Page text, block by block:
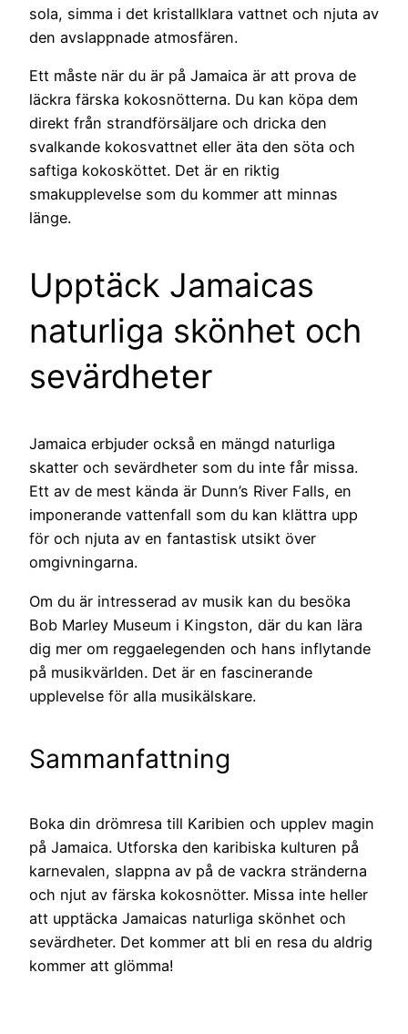
sola, simma i det kristallklara vattnet och njuta av
den avslappnade atmosfären.
Ett måste när du är på Jamaica är att prova de
läckra färska kokosnötterna. Du kan köpa dem
direkt från strandförsäljare och dricka den
svalkande kokosvattnet eller äta den söta och
saftiga kokosköttet. Det är en riktig
smakupplevelse som du kommer att minnas
länge.
Upptäck Jamaicas
naturliga skönhet och
sevärdheter
Jamaica erbjuder också en mängd naturliga
skatter och sevärdheter som du inte får missa.
Ett av de mest kända är Dunn’s River Falls, en
imponerande vattenfall som du kan klättra upp
för och njuta av en fantastisk utsikt över
omgivningarna.
Om du är intresserad av musik kan du besöka
Bob Marley Museum i Kingston, där du kan lära
dig mer om reggaelegenden och hans inflytande
på musikvärlden. Det är en fascinerande
upplevelse för alla musikälskare.
Sammanfattning
Boka din drömresa till Karibien och upplev magin
på Jamaica. Utforska den karibiska kulturen på
karnevalen, slappna av på de vackra stränderna
och njut av färska kokosnötter. Missa inte heller
att upptäcka Jamaicas naturliga skönhet och
sevärdheter. Det kommer att bli en resa du aldrig
kommer att glömma!